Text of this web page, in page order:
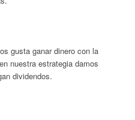
gusta ganar dinero con la
nuestra estrategia damos
dividendos.